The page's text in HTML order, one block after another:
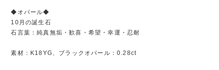
◆オパール◆
10月の誕生石
石言葉：純真無垢・歓喜・希望・幸運・忍耐
素材：K18YG、ブラックオパール：0.28ct